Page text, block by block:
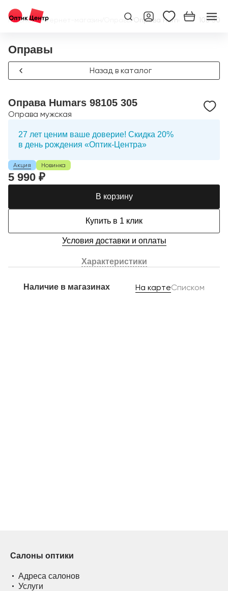
Главная/Интернет-магазин Оправы/Оправа Humars 98105 305
Оправы
Назад в каталог
Оправа Humars 98105 305
Оправа мужская
27 лет ценим ваше доверие! Скидка 20%
в день рождения «Оптик-Центра»
Акция Новинка
5 990 ₽
В корзину
Купить в 1 клик
Условия доставки и оплаты
Характеристики
Наличие в магазинах На картеСписком
Салоны оптики
Адреса салонов
Услуги